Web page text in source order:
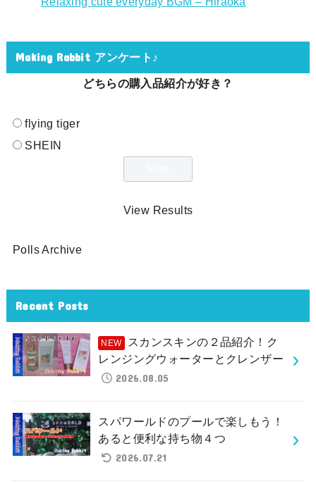
Making Rabbit アンケート♪
どちらの購入品紹介が好き？
flying tiger
SHEIN
View Results
Polls Archive
Recent Posts
スカンスキンの２品紹介！ク
レンジングウォーターとクレンザー
2026.08.05
スパワールドのプールで楽しもう！
あると便利な持ち物４つ
2026.07.21